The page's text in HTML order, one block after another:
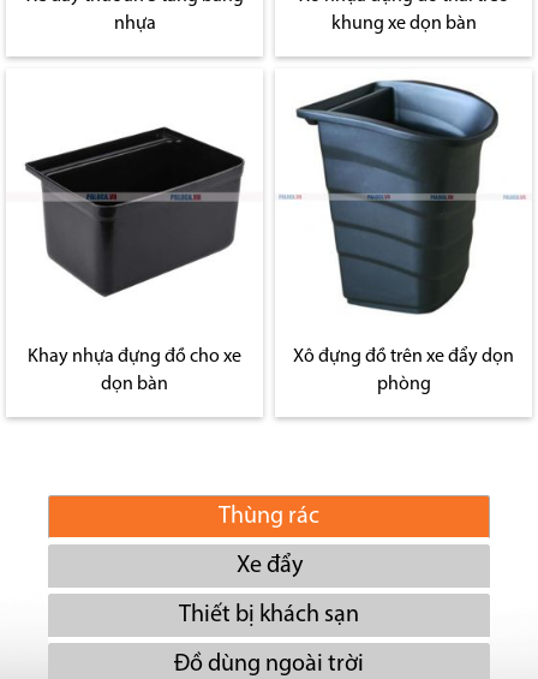
nhựa
khung xe dọn bàn
Khay nhựa đựng đồ cho xe
dọn bàn
Xô đựng đồ trên xe đẩy dọn
phòng
Thùng rác
Xe đẩy
Thiết bị khách sạn
Đồ dùng ngoài trời